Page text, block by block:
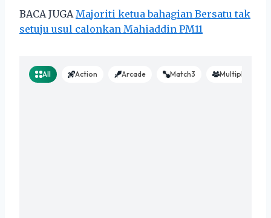
BACA JUGA Majoriti ketua bahagian Bersatu tak
setuju usul calonkan Mahiaddin PM11